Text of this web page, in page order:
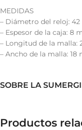
MEDIDAS
– Diámetro del reloj:
– Espesor de la caja: 8
– Longitud de la malla:
– Ancho de la malla: 18
SOBRE LA
Productos